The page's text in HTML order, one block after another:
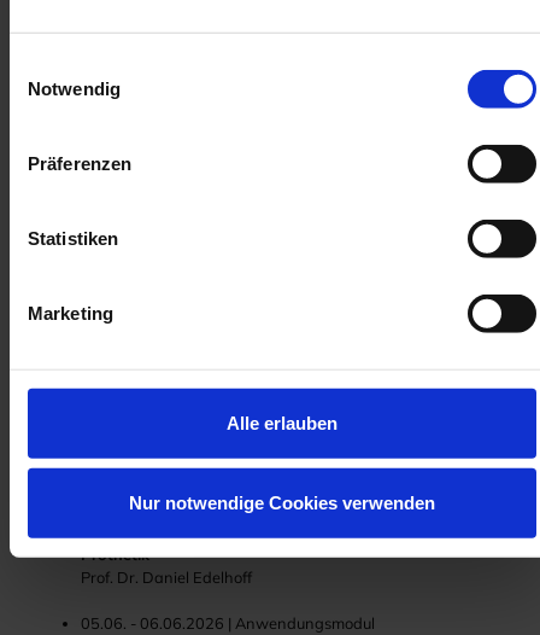
Notwendig
Präferenzen
Statistiken
Marketing
Alle erlauben
Nur notwendige Cookies verwenden
23.01. - 24.01.2026 | Fachmodul
Dr. Paul Leonhard Schuh
Dr. Christian Leonhardt
Design
27.03. - 28.03.2026 | Fachmodul
Implantologie
Prothetik
Prof. Dr. Daniel Edelhoff
05.06. - 06.06.2026 | Anwendungsmodul